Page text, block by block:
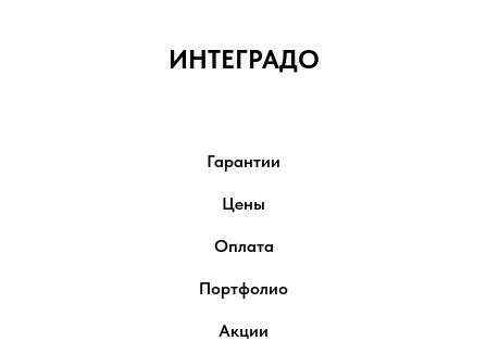
ИНТЕГРАДО
Гарантии
Цены
Оплата
Портфолио
Акции